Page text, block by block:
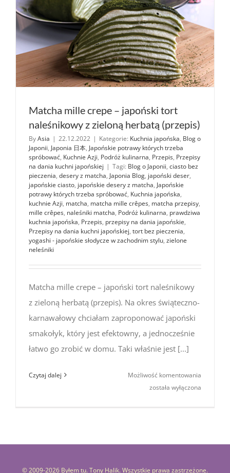
Matcha mille crepe – japoński tort
naleśnikowy z zieloną herbatą (przepis)
ByAsia | 22.12.2022 | Kategorie: Kuchnia japońska, Blog o
Japonii, Japonia 日本, Japońskie potrawy których trzeba
spróbować, Kuchnie Azji, Podróż kulinarna, Przepis, Przepisy
na dania kuchni japońskiej | Tagi: Blog o Japonii, ciasto bez
pieczenia, desery z matcha, Japonia Blog, japoński deser,
japońskie ciasto, japońskie desery z matcha, Japońskie
potrawy których trzeba spróbować, Kuchnia japońska,
kuchnie Azji, matcha, matcha mille crêpes, matcha przepisy,
mille crêpes, naleśniki matcha, Podróż kulinarna, prawdziwa
kuchnia japońska, Przepis, przepisy na dania japońskie,
Przepisy na dania kuchni japońskiej, tort bez pieczenia,
yogashi - japońskie słodycze w zachodnim stylu, zielone
neleśniki
Matcha mille crepe – japoński tort naleśnikowy
z zieloną herbatą (przepis). Na okres świąteczno-
karnawałowy chciałam zaproponować japoński
smakołyk, który jest efektowny, a jednocześnie
łatwo go zrobić w domu. Taki właśnie jest [...]
Czytaj dalej Możliwość komentowania
została wyłączona
© 2009-2026 Byłem tu. Tony Halik. Wszystkie prawa zastrzeżone.